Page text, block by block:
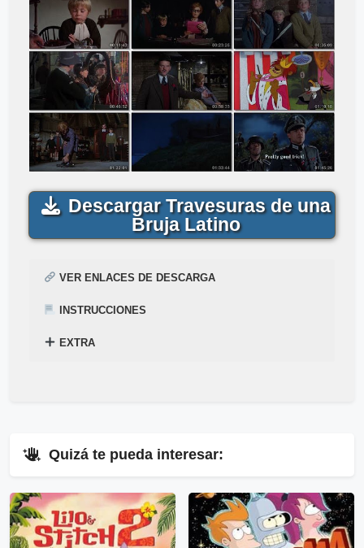
Descargar Travesuras de una
Bruja Latino
VER ENLACES DE DESCARGA
INSTRUCCIONES
EXTRA
▷Enlaces Públicos
Ver Enlaces Públicos
Quizá te pueda interesar: